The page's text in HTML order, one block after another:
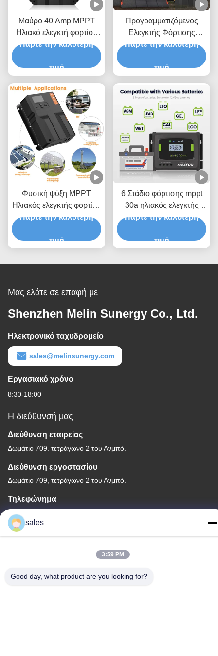
Μαύρο 40 Amp MPPT
Ηλιακό ελεγκτή φορτίου
Εγχειρίδιο 12V 24V
Πάρτε την καλύτερη
τιμή
Προγραμματιζόμενος
Ελεγκτής Φόρτισης
Ηλιακών Φωτοβολταϊκών
Τεχνολογία MPPT
Συστήματα 12V 24V
Πάρτε την καλύτερη
τιμή
Φυσική ψύξη MPPT
Ηλιακός ελεγκτής φορτίου
με οθόνη LCD και κοινή
Πάρτε την καλύτερη
τιμή
6 Στάδιο φόρτισης mppt
30a ηλιακός ελεγκτής
φόρτισης
Πάρτε την καλύτερη
τιμή
Μας ελάτε σε επαφή με
Shenzhen Melin Sunergy Co., Ltd.
Ηλεκτρονικό ταχυδρομείο
sales@melinsunergy.com
Εργασιακό χρόνο
8:30-18:00
Η διεύθυνσή μας
Διεύθυνση εταιρείας
Δωμάτιο 709, τετράγωνο 2 του Ανμπό.
Διεύθυνση εργοστασίου
Δωμάτιο 709, τετράγωνο 2 του Ανμπό.
Τηλεφώνημα
+86-755-89378575
Προμηθευτής. Πνευματικά δικαιώματα © -2026 Shenzhen Melin
sales
3:59 PM
Good day, what product are you looking for?